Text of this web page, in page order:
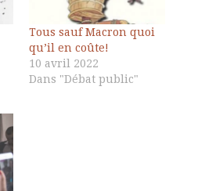
Tous sauf Macron quoi
qu’il en coûte!
10 avril 2022
Dans "Débat public"